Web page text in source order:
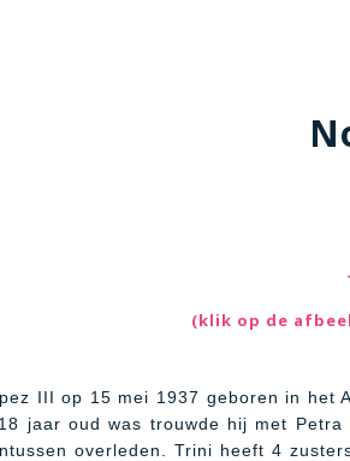
(klik op de
III op 15 mei 1937 geboren in het
jaar oud was trouwde hij met
overleden. Trini heeft 4